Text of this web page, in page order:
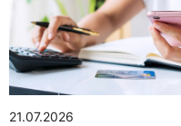
21.07.2026